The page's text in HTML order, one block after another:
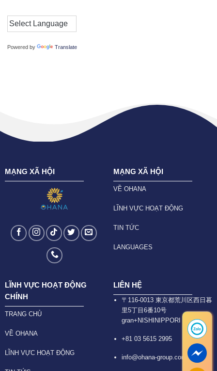
Powered by Translate
MẠNG XÃ HỘI MẠNG XÃ HỘI
VỀ OHANA
LĨNH VỰC HOẠT ĐỘNG
TIN TỨC
LANGUAGES
LĨNH VỰC HOẠT ĐỘNG
CHÍNH
TRANG CHỦ
VỀ OHANA
LĨNH VỰC HOẠT ĐỘNG
LIÊN HỆ
〒116-0013 東京都荒川区西日暮
里5丁目6番10号
gran+NISHINIPPORI 6F
+81 03 5615 2995
info@ohana-group.com